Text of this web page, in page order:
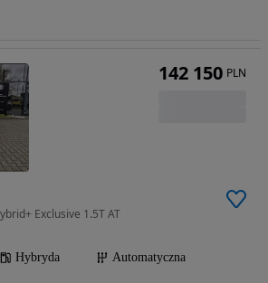
Exclusive 1.5T AT
Hybryda
Automatyczna
142 150 PLN